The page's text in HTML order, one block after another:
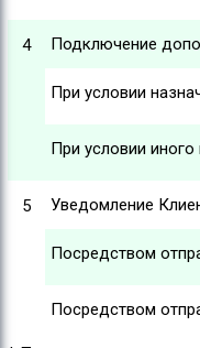
4 Подключение
При условии
При условии
5 Уведомление
Посредством
Посредством